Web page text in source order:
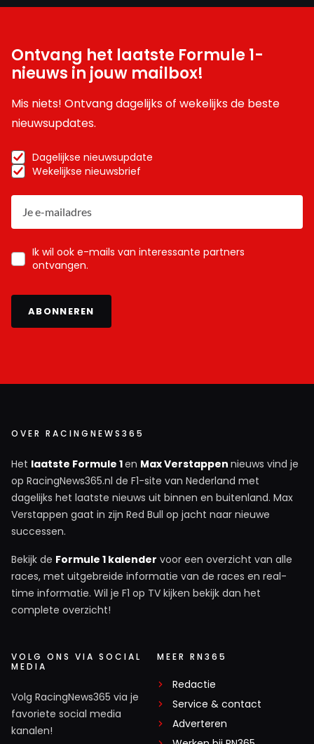
Ontvang het laatste Formule 1-
nieuws in jouw mailbox!
Mis niets! Ontvang dagelijks of wekelijks de beste
nieuwsupdates.
Dagelijkse nieuwsupdate
Wekelijkse nieuwsbrief
Ik wil ook e-mails van interessante partners
ontvangen.
ABONNEREN
OVER RACINGNEWS365
Het laatste Formule 1en Max Verstappen nieuws vind je
op RacingNews365.nl de F1-site van Nederland met
dagelijks het laatste nieuws uit binnen en buitenland. Max
Verstappen gaat in zijn Red Bull op jacht naar nieuwe
successen.
Bekijk de Formule 1 kalender voor een overzicht van alle
races, met uitgebreide informatie van de races en real-
time informatie. Wil je F1 op TV kijken bekijk dan het
complete overzicht!
VOLG ONS VIA SOCIAL
MEDIA
Volg RacingNews365 via je
favoriete social media
kanalen!
MEER RN365
Redactie
Service & contact
Adverteren